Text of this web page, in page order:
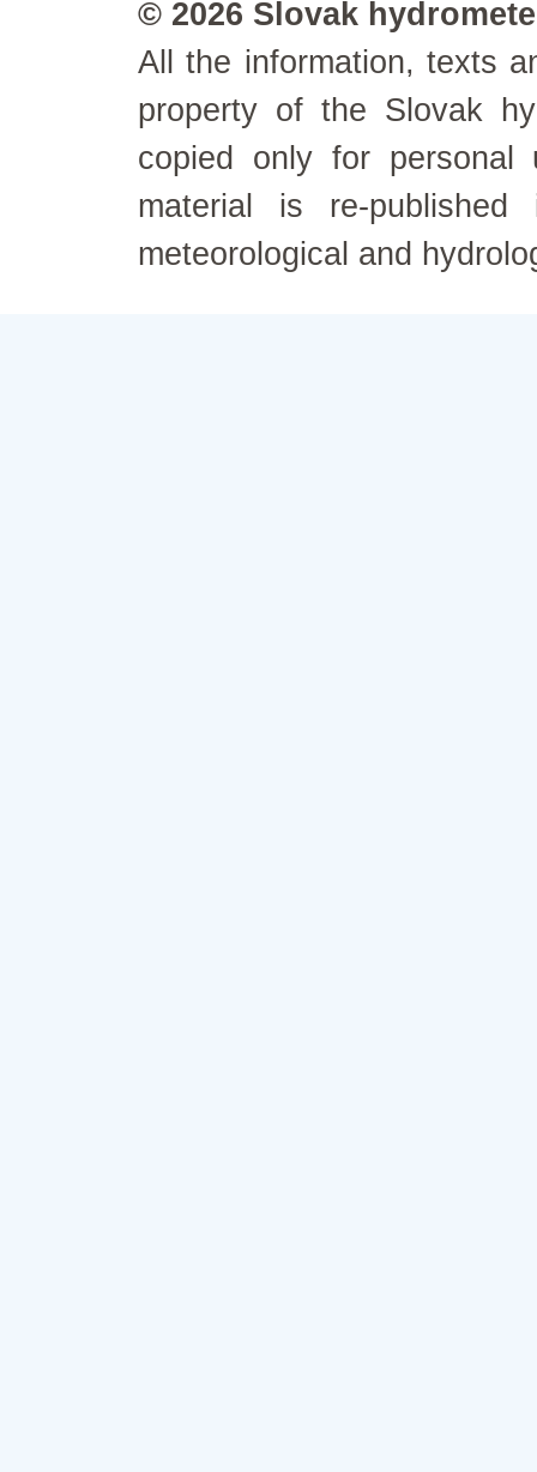
© 2026 Slovak
All the information, texts
property of the Slovak
copied only for personal
material is re-
meteorological and